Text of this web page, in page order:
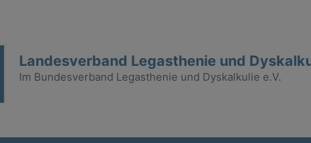
Landesverband Legasthenie und
Im Bundesverband Legasthenie und Dyskalkulie e.V.